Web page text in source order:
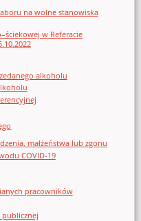
na wolne stanowiska
w Referacie
alkoholu
małżeństwa lub zgonu
COVID-19
pracowników